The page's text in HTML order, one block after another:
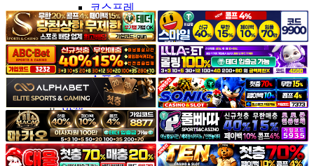
코스프레
BJ
품번
후방주의
움짤
스포츠
기타
야썰
고객센터
공지&이벤트